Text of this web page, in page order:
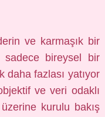
ve karmaşık bir
sadece bireysel bir
fazlası yatıyor
ve veri odaklı
kurulu bakış